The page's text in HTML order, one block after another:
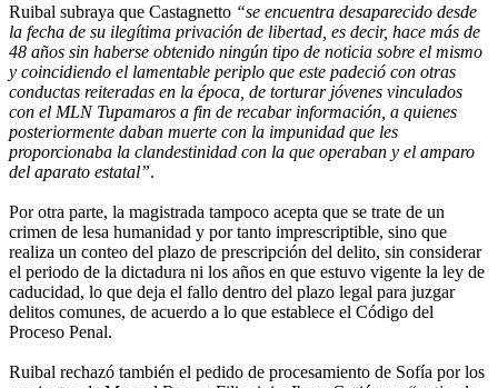
Ruibal subraya que Castagnetto “se encuentra desaparecido desde
la fecha de su ilegítima privación de libertad, es decir, hace más de
48 años sin haberse obtenido ningún tipo de noticia sobre el mismo
y coincidiendo el lamentable periplo que este padeció con otras
conductas reiteradas en la época, de torturar jóvenes vinculados
con el MLN Tupamaros a fin de recabar información, a quienes
posteriormente daban muerte con la impunidad que les
proporcionaba la clandestinidad con la que operaban y el amparo
del aparato estatal”.
Por otra parte, la magistrada tampoco acepta que se trate de un
crimen de lesa humanidad y por tanto imprescriptible, sino que
realiza un conteo del plazo de prescripción del delito, sin considerar
el periodo de la dictadura ni los años en que estuvo vigente la ley de
caducidad, lo que deja el fallo dentro del plazo legal para juzgar
delitos comunes, de acuerdo a lo que establece el Código del
Proceso Penal.
Ruibal rechazó también el pedido de procesamiento de Sofía por los